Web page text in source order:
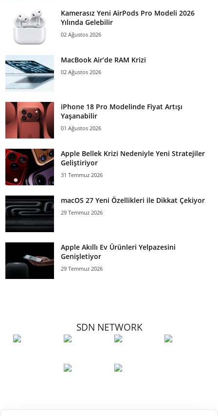
Kamerasız Yeni AirPods Pro Modeli 2026
Yılında Gelebilir
02 Ağustos 2026
MacBook Air’de RAM Krizi
02 Ağustos 2026
iPhone 18 Pro Modelinde Fiyat Artışı
Yaşanabilir
01 Ağustos 2026
Apple Bellek Krizi Nedeniyle Yeni Stratejiler
Geliştiriyor
31 Temmuz 2026
macOS 27 Yeni Özellikleri ile Dikkat Çekiyor
29 Temmuz 2026
Apple Akıllı Ev Ürünleri Yelpazesini
Genişletiyor
29 Temmuz 2026
SDN NETWORK